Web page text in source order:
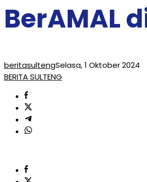
BerAMAL
beritasultengSelasa, 1 Oktober 2024
BERITA SULTENG